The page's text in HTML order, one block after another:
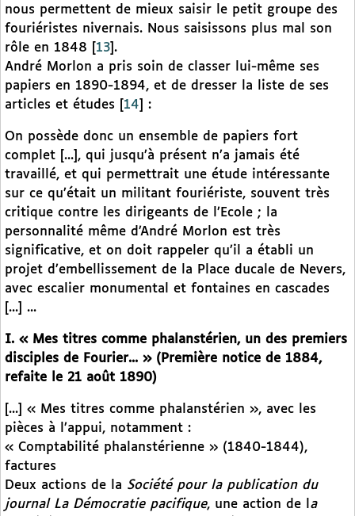
nous permettent de mieux saisir le petit groupe des
fouriéristes nivernais. Nous saisissons plus mal son
rôle en 1848
13 .
André Morlon a pris soin de classer lui-même ses
papiers en 1890-1894, et de dresser la liste de ses
articles et études
14 :
On possède donc un ensemble de papiers fort
complet [...], qui jusqu’à présent n’a jamais été
travaillé, et qui permettrait une étude intéressante
sur ce qu’était un militant fouriériste, souvent très
critique contre les dirigeants de l’Ecole ; la
personnalité même d’André Morlon est très
significative, et on doit rappeler qu’il a établi un
projet d’embellissement de la Place ducale de Nevers,
avec escalier monumental et fontaines en cascades
[...] ...
I. « Mes titres comme phalanstérien, un des premiers
disciples de Fourier... » (Première notice de 1884,
refaite le 21 août 1890)
[...] « Mes titres comme phalanstérien », avec les
pièces à l’appui, notamment :
« Comptabilité phalanstérienne » (1840-1844),
factures
Deux actions de la Société pour la publication du
journal La Démocratie pacifique, une action de la